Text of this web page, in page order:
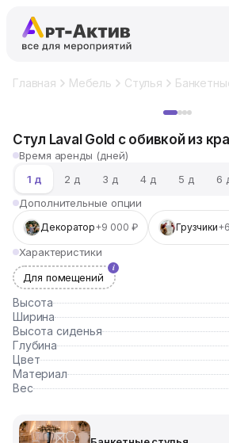
Главная Мебель Стулья
Стул Laval Gold с обивкой из
Время аренды (дней)
1 д
2 д 3 д 4 д 5 д 6
Дополнительные опции
Декоратор+9 000 ₽ Грузчики
Характеристики
Для помещений
Высота
Ширина
Высота сиденья
Глубина
Цвет
Материал
Вес